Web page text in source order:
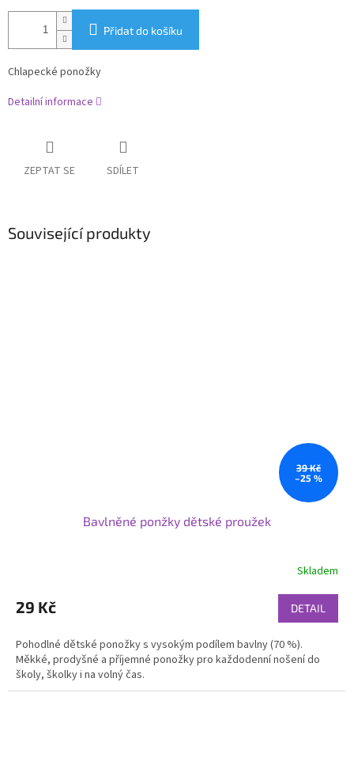
Přidat do košíku
Chlapecké ponožky
Detailní informace
ZEPTAT SE SDÍLET
Související produkty
39 Kč
–25 %
Bavlněné ponžky dětské proužek
Skladem
29 Kč DETAIL
Pohodlné dětské ponožky s vysokým podílem bavlny (70 %).
Měkké, prodyšné a příjemné ponožky pro každodenní nošení do
školy, školky i na volný čas.